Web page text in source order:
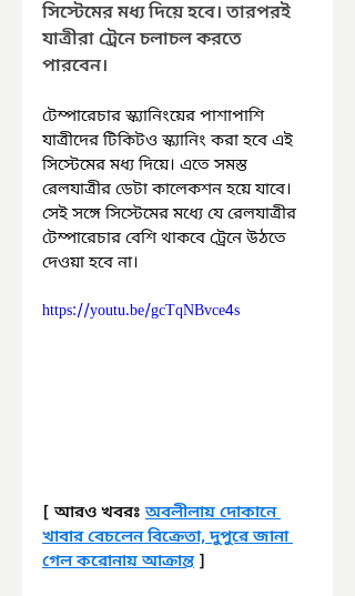
সিস্টেমের মধ্য দিয়ে হবে। তারপরই
যাত্রীরা ট্রেনে চলাচল করতে
পারবেন।
টেম্পারেচার স্ক্যানিংয়ের পাশাপাশি
যাত্রীদের টিকিটও স্ক্যানিং করা হবে এই
সিস্টেমের মধ্য দিয়ে। এতে সমস্ত
রেলযাত্রীর ডেটা কালেকশন হয়ে যাবে।
সেই সঙ্গে সিস্টেমের মধ্যে যে রেলযাত্রীর
টেম্পারেচার বেশি থাকবে ট্রেনে উঠতে
দেওয়া হবে না।
https://youtu.be/gcTqNBvce4s
[ আরও খবরঃ অবলীলায় দোকানে
খাবার বেচলেন বিক্রেতা, দুপুরে জানা
গেল করোনায় আক্রান্ত ]